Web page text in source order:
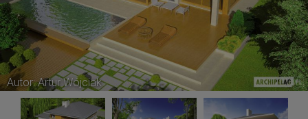
Autor: Artur Wójciak